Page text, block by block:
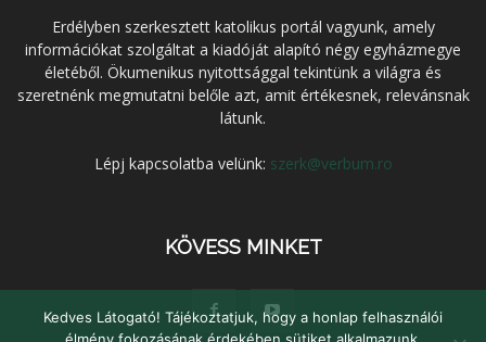
Erdélyben szerkesztett katolikus portál vagyunk, amely
információkat szolgáltat a kiadóját alapító négy egyházmegye
életéből. Ökumenikus nyitottsággal tekintünk a világra és
szeretnénk megmutatni belőle azt, amit értékesnek, relevánsnak
látunk.
Lépj kapcsolatba velünk: szerk@verbum.ro
KÖVESS MINKET
Kedves Látogató! Tájékoztatjuk, hogy a honlap felhasználói